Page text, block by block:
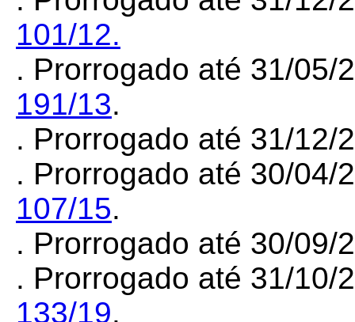
101/12.
. Prorrogado até 31/05/
191/13.
. Prorrogado até 31/
. Prorrogado até 30/04/
107/15.
. Prorrogado até 30/
. Prorrogado até 31/10/
133/19.